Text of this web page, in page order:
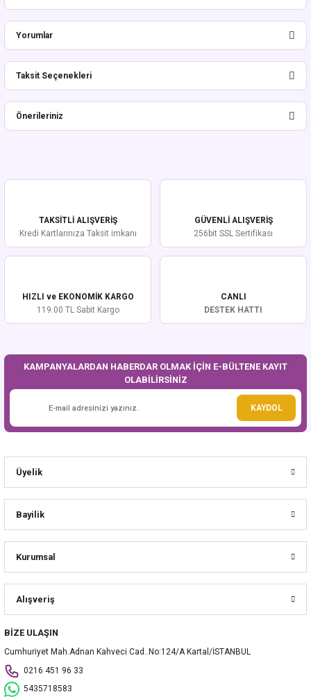
Yorumlar
Bu ürüne ilk yorumu siz yapın!
Taksit Seçenekleri
Önerileriniz
Ürün resmi kalitesiz, bozuk veya görüntülenemiyor.
Ürün fiyatı diğer sitelerden daha pahalı.
Bu ürüne benzer farklı alternatifler olmalı.
TAKSİTLİ ALIŞVERİŞ
Kredi Kartlarınıza Taksit imkanı
GÜVENLİ ALIŞVERİŞ
256bit SSL Sertifikası
HIZLI ve EKONOMİK KARGO
119.00 TL Sabit Kargo
CANLI
DESTEK HATTI
KAMPANYALARDAN HABERDAR OLMAK İÇİN E-BÜLTENE KAYIT
OLABİLİRSİNİZ
KAYDOL
Üyelik
Bayilik
Kurumsal
Alışveriş
BİZE ULAŞIN
Cumhuriyet Mah.Adnan Kahveci Cad..No:124/A Kartal/İSTANBUL
0216 451 96 33
5435718583